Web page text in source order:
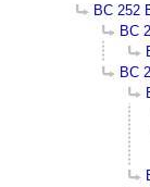
BC 252
BC
BC